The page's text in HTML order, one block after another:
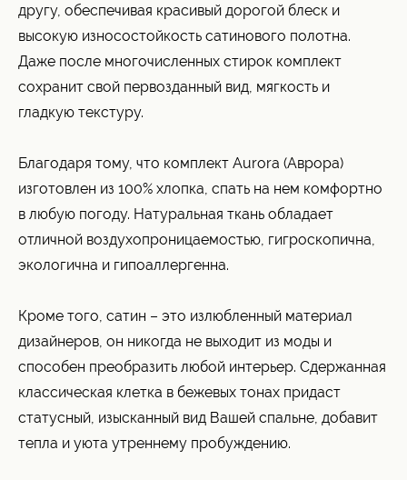
другу, обеспечивая красивый дорогой блеск и
высокую износостойкость сатинового полотна.
Даже после многочисленных стирок комплект
сохранит свой первозданный вид, мягкость и
гладкую текстуру.
Благодаря тому, что комплект Aurora (Аврора)
изготовлен из 100% хлопка, спать на нем комфортно
в любую погоду. Натуральная ткань обладает
отличной воздухопроницаемостью, гигроскопична,
экологична и гипоаллергенна.
Кроме того, сатин – это излюбленный материал
дизайнеров, он никогда не выходит из моды и
способен преобразить любой интерьер. Сдержанная
классическая клетка в бежевых тонах придаст
статусный, изысканный вид Вашей спальне, добавит
тепла и уюта утреннему пробуждению.